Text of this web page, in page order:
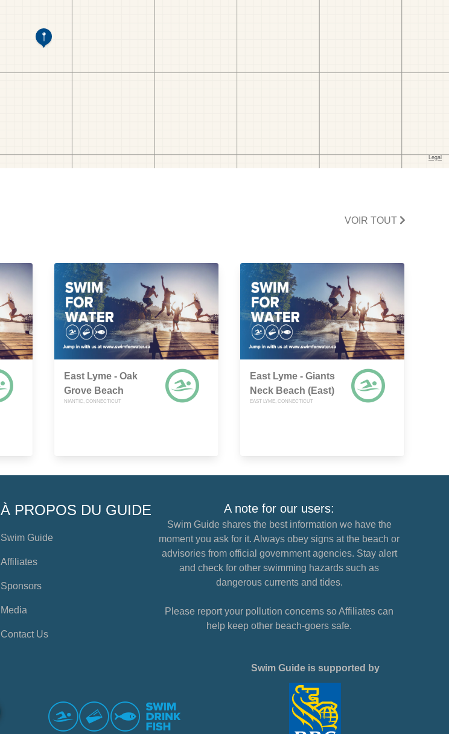
VOIR TOUT
East Lyme - Oak
Grove Beach
NIANTIC, CONNECTICUT
East Lyme - Giants
Neck Beach (East)
EAST LYME, CONNECTICUT
À PROPOS DU GUIDE
Swim Guide
Affiliates
Sponsors
Media
Contact Us
A note for our users:
Swim Guide shares the best information we have the
moment you ask for it. Always obey signs at the beach or
advisories from official government agencies. Stay alert
and check for other swimming hazards such as
dangerous currents and tides.
Please report your pollution concerns so Affiliates can
help keep other beach-goers safe.
Swim Guide is supported by